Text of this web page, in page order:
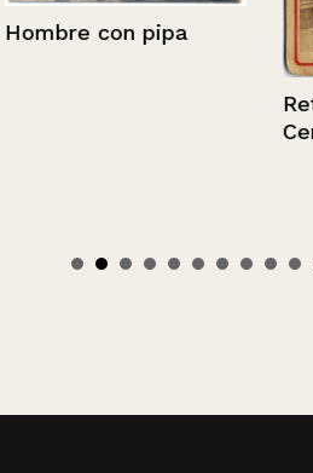
Hombre con pipa